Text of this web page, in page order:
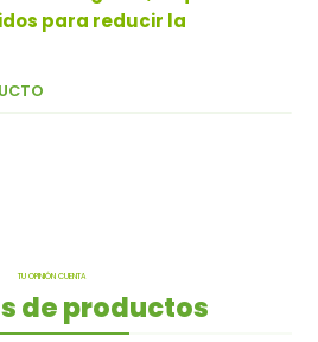
para reducir la
TU OPINIÓN CUENTA
de productos